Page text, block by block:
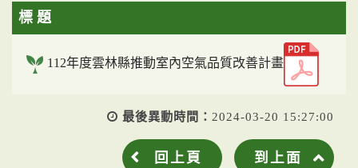
標 題
112年度雲林縣推動室內空氣品質改善計畫
最後異動時間： 2024-03-20 15:27:00
回上頁 到上面